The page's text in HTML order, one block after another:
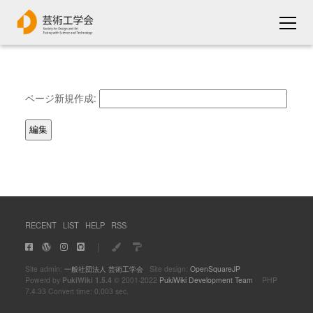
ページ新規作成:
RECENT LIST HELP RSS
｜
Site admin: 一般社団法人 芸術工学会Site design: OpenSquareJP
Powerd by PukiWiki 1.5.4 © 2001-2022 PukiWiki Development Team PHP
7.4.33 Convert time: 0.003 sec.